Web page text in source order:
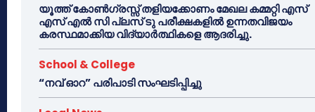
യൂത്ത് കോൺഗ്രസ്സ് തളിയക്കോണം മേഖല കമ്മറ്റി എസ്
എസ് എൽ സി പ്ലസ് ടു പരീക്ഷകളിൽ ഉന്നതവിജയം
കരസ്ഥമാക്കിയ വിദ്യാർത്ഥികളെ ആദരിച്ചു.
School & College
“നവ് ഓറ” പരിപാടി സംഘടിപ്പിച്ചു